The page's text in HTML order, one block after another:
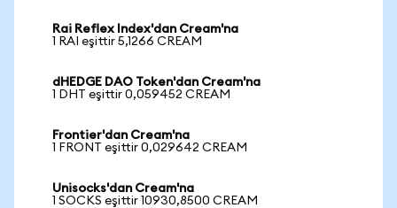
Rai Reflex Index'dan Cream'na
1 RAI eşittir 5,1266 CREAM
dHEDGE DAO Token'dan Cream'na
1 DHT eşittir 0,059452 CREAM
Frontier'dan Cream'na
1 FRONT eşittir 0,029642 CREAM
Unisocks'dan Cream'na
1 SOCKS eşittir 10930,8500 CREAM